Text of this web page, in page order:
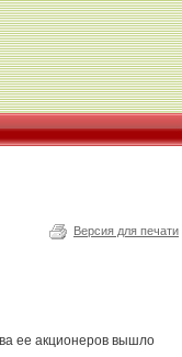
Версия для печати
ее акционеров вышло